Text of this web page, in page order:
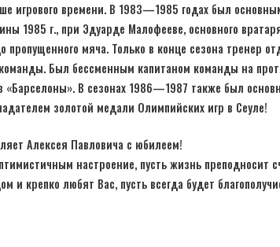
игрового времени. В 1983—1985 годах был
1985 г., при Эдуарде Малофееве, основного
мяча. Только в конце сезона тренер
Был бессменным капитаном команды на
В сезонах 1986—1987 также был
золотой медали Олимпийских игр в Сеуле!
Алексея Павловича с юбилеем!
настроение, пусть жизнь преподносит
крепко любят Вас, пусть всегда будет